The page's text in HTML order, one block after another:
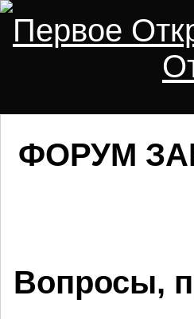
Первое
ФОРУМ
Вопросы,